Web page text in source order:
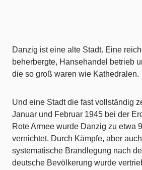
Danzig ist eine alte Stadt. Eine
beherbergte, Hansehandel betrieb
die so groß waren wie Kathedralen.
Und eine Stadt die fast vollständig
Januar und Februar 1945 bei der
Rote Armee wurde Danzig zu etwa
vernichtet. Durch Kämpfe, aber
systematische Brandlegung nach
deutsche Bevölkerung wurde